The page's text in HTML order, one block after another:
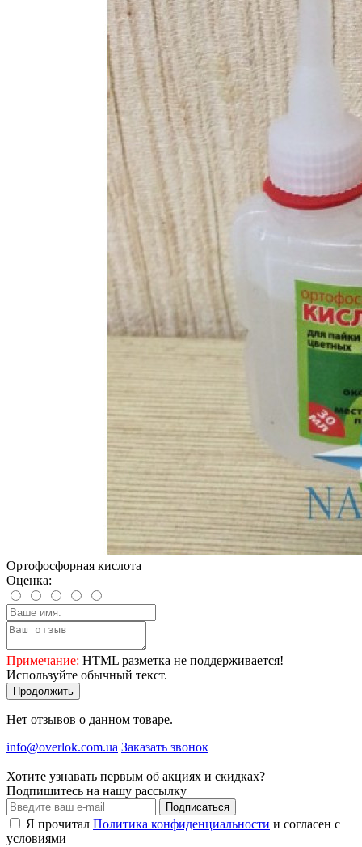
Ортофосфорная кислота
Оценка:
Примечание: HTML разметка не поддерживается!
Используйте обычный текст.
Продолжить
Нет отзывов о данном товаре.
info@overlok.com.ua Заказать звонок
Хотите узнавать первым об акциях и скидках?
Подпишитесь на нашу рассылку
Подписаться
Я прочитал Политика конфиденциальности и согласен с
условиями